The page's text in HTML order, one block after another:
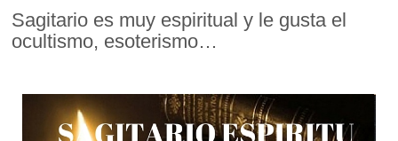
Sagitario es muy espiritual y le gusta el
ocultismo, esoterismo…